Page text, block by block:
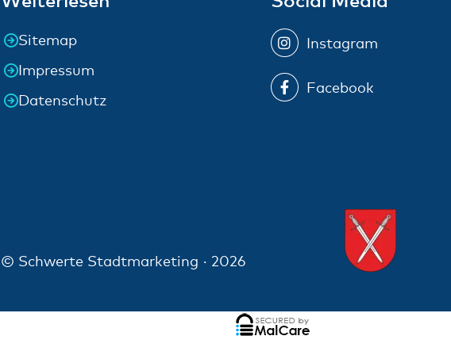
Sitemap
Impressum
Datenschutz
Instagram
Facebook
© Schwerte Stadtmarketing · 2026